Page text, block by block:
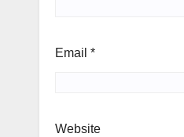
Email *
Website